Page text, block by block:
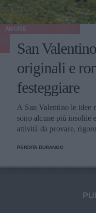
AMORE
San
originali e
festeggiare
A San Valentino le idee
sono alcune più insolite
attività da provare,
PERDITA DURANGO